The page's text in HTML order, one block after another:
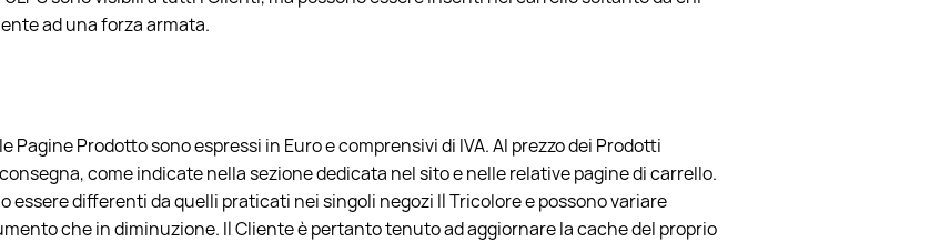
ad una forza armata.
Prodotto sono espressi in Euro e comprensivi di IVA. Al prezzo dei Prodotti
come indicate nella sezione dedicata nel sito e nelle relative pagine di carrello.
essere differenti da quelli praticati nei singoli negozi Il Tricolore e possono variare
che in diminuzione. Il Cliente è pertanto tenuto ad aggiornare la cache del proprio